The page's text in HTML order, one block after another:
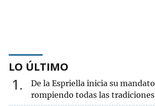
LO ÚLTIMO
1
De la Espriella inicia su mandato
rompiendo todas las tradiciones